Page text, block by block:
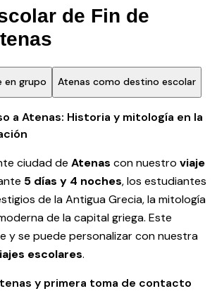
de Fin de
en grupo Atenas como destino escolar
a Atenas: Historia y mitología en la
ciudad de Atenas con nuestro viaje
5 días y 4 noches, los estudiantes
de la Antigua Grecia, la mitología
de la capital griega. Este
y se puede personalizar con nuestra
escolares.
y primera toma de contacto